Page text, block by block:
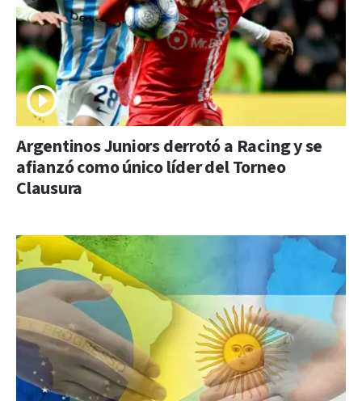
Argentinos Juniors derrotó a Racing y se
afianzó como único líder del Torneo
Clausura